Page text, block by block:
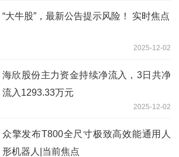
“大牛股”，最新公告提示风险！ 实时焦点
2025-12-02
海欣股份主力资金持续净流入，3日共净
流入1293.33万元
2025-12-02
众擎发布T800全尺寸极致高效能通用人
形机器人|当前焦点